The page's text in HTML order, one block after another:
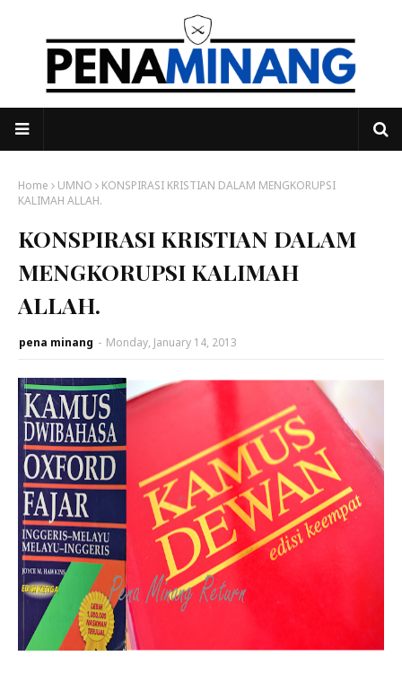
Home UMNO
KONSPIRASI KRISTIAN DALAM MENGKORUPSI
KALIMAH ALLAH.
KONSPIRASI KRISTIAN DALAM
MENGKORUPSI KALIMAH
ALLAH.
pena minang - Monday, January 14, 2013